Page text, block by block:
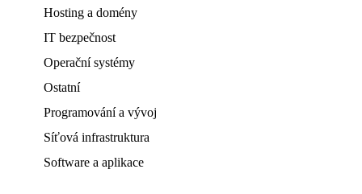
Hosting a domény
IT bezpečnost
Operační systémy
Ostatní
Programování a vývoj
Síťová infrastruktura
Software a aplikace